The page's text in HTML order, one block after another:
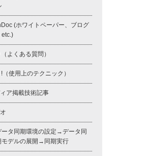
(ホワイトペーパー、ブログ
etc.)
（よくある質問）
（使用上のテクニック）
ィア掲載技術記事
ータ同期環境の設定→データ同
モデルの展開→同期実行